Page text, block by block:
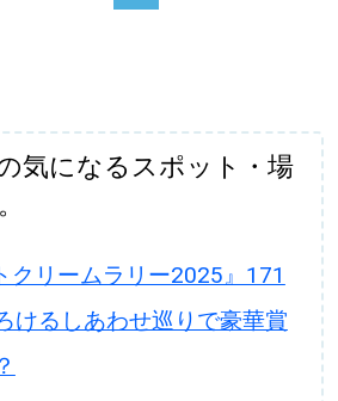
気になるスポット・場
クリームラリー2025』171
けるしあわせ巡りで豪華賞